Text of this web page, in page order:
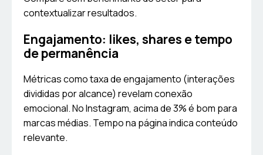
contextualizar resultados.
Engajamento: likes, shares e tempo
de permanência
Métricas como taxa de engajamento (interações
divididas por alcance) revelam conexão
emocional. No Instagram, acima de 3% é bom para
marcas médias. Tempo na página indica conteúdo
relevante.